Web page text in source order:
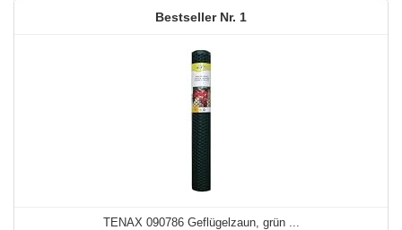
1
TENAX 090786 Geflügelzaun, grün ...